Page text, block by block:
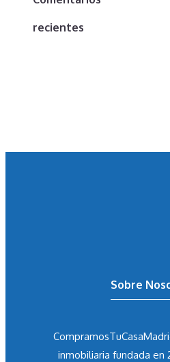
recientes
Sobre
inmobiliaria fundada en